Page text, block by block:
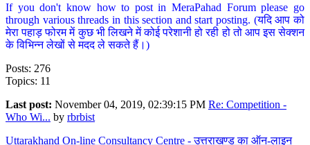
If you don't know how to post in MeraPahad Forum please go
through various threads in this section and start posting. (यदि आप को
मेरा पहाड़ फोरम में कुछ भी लिखने में कोई परेशानी हो रही हो तो आप इस सेक्शन
के विभिन्न लेखों से मदद ले सकते हैं।)
Posts: 276
Topics: 11
Last post: November 04, 2019, 02:39:15 PM Re: Competition -
Who Wi... by rbrbist
Uttarakhand On-line Consultancy Centre - उत्तराखण्ड का ऑन-लाइन